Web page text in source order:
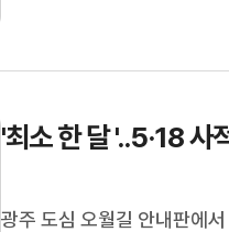
'최소 한 달 '..5·18 사
광주 도심 오월길 안내판에